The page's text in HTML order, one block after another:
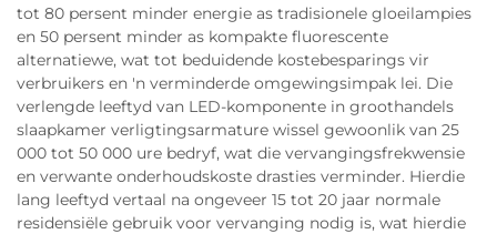
tot 80 persent minder energie as tradisionele gloeilampies
en 50 persent minder as kompakte fluorescente
alternatiewe, wat tot beduidende kostebesparings vir
verbruikers en 'n verminderde omgewingsimpak lei. Die
verlengde leeftyd van LED-komponente in groothandels
slaapkamer verligtingsarmature wissel gewoonlik van 25
000 tot 50 000 ure bedryf, wat die vervangingsfrekwensie
en verwante onderhoudskoste drasties verminder. Hierdie
lang leeftyd vertaal na ongeveer 15 tot 20 jaar normale
residensiële gebruik voor vervanging nodig is, wat hierdie